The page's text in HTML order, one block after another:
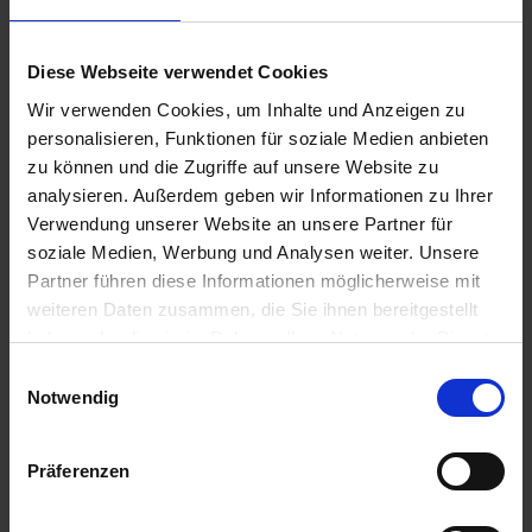
Diese Webseite verwendet Cookies
Wir verwenden Cookies, um Inhalte und Anzeigen zu
personalisieren, Funktionen für soziale Medien anbieten
zu können und die Zugriffe auf unsere Website zu
analysieren. Außerdem geben wir Informationen zu Ihrer
Verwendung unserer Website an unsere Partner für
soziale Medien, Werbung und Analysen weiter. Unsere
Partner führen diese Informationen möglicherweise mit
weiteren Daten zusammen, die Sie ihnen bereitgestellt
haben oder die sie im Rahmen Ihrer Nutzung der Dienste
Notwendig
Präferenzen
Insgesamt waren beim Projekt ›Juniorwahl‹
deutschlandweit 617.678 Schüler und Schülerinnen
wahlberechtigt. 484.471 Schüler*innen machten von
ihrem Wahlrecht Gebrauch.
Wir danken allen Wahlhelfern, ohne die dieses Projekt
nicht durchführbar war, und allen Wählern für ihren
demokratischen Einsatz.
Autoren: Benjamin, Femke, Mark, Jonas und Alexandra
Zurück zur Übersicht